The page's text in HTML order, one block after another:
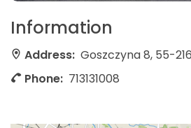
Information
Address: Goszczyna 8, 55-
Phone: 713131008